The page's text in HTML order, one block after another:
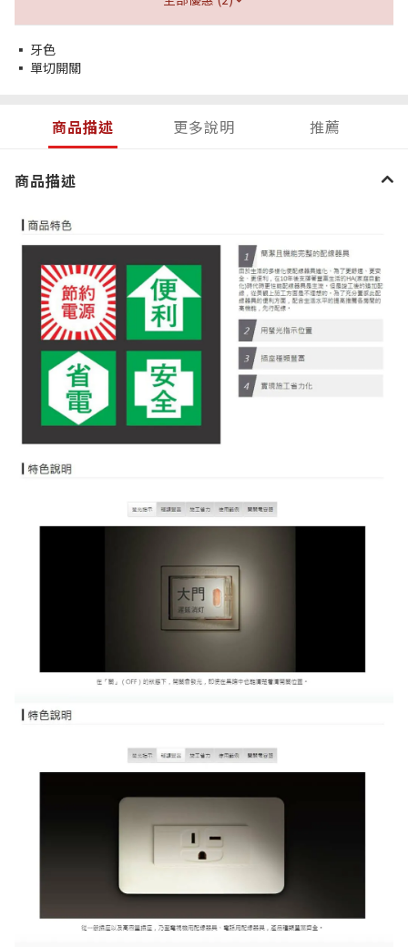
▪ 牙色
▪ 單切開關
商品描述 更多說明 推薦
商品描述